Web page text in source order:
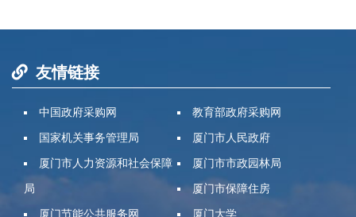
友情链接
中国政府采购网 教育部政府采购网
国家机关事务管理局 厦门市人民政府
厦门市人力资源和社会保障
局
厦门市市政园林局
厦门市保障住房
厦门节能公共服务网 厦门大学